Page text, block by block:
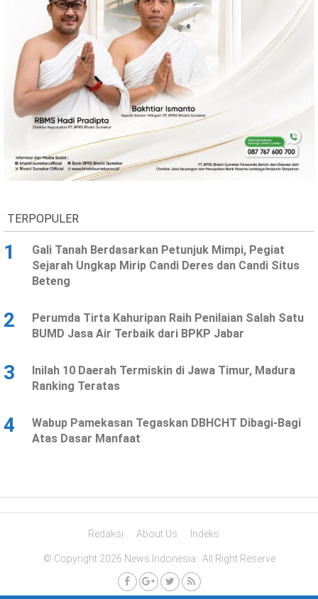
TERPOPULER
1
Gali Tanah Berdasarkan Petunjuk Mimpi, Pegiat
Sejarah Ungkap Mirip Candi Deres dan Candi Situs
Beteng
2
Perumda Tirta Kahuripan Raih Penilaian Salah Satu
BUMD Jasa Air Terbaik dari BPKP Jabar
3
Inilah 10 Daerah Termiskin di Jawa Timur, Madura
Ranking Teratas
4
Wabup Pamekasan Tegaskan DBHCHT Dibagi-Bagi
Atas Dasar Manfaat
Redaksi About Us Indeks
© Copyright 2026 News Indonesia . All Right Reserve